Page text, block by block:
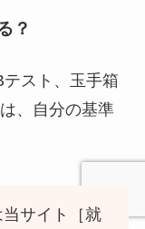
？
テスト、玉手箱
、自分の基準
サイト［就